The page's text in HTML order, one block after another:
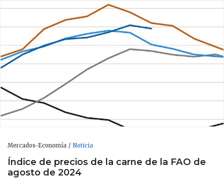
Mercados-Economía Noticia
Índice de precios de la carne de la FAO de
agosto de 2024